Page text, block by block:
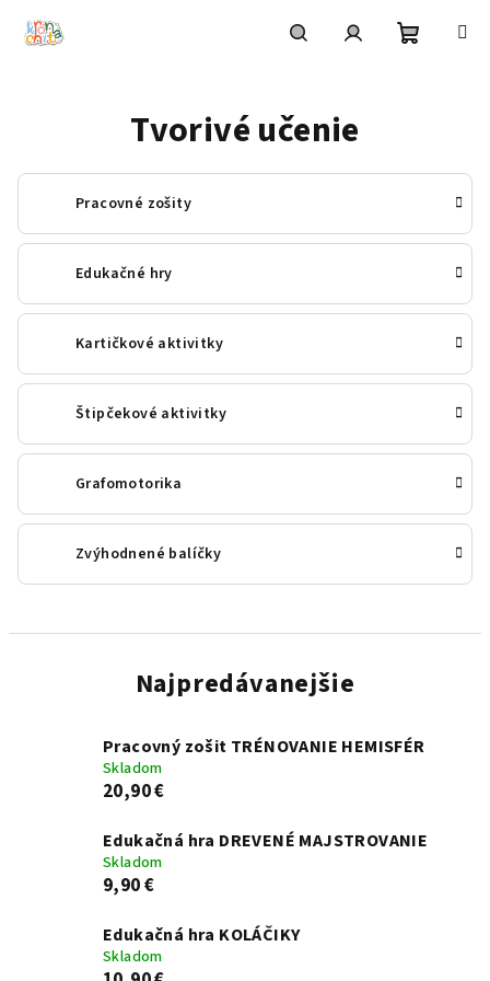
Tvorivé učenie
Pracovné zošity
Edukačné hry
Kartičkové aktivitky
Štipčekové aktivitky
Grafomotorika
Zvýhodnené balíčky
Najpredávanejšie
Pracovný zošit TRÉNOVANIE HEMISFÉR
Skladom
20,90 €
Edukačná hra DREVENÉ MAJSTROVANIE
Skladom
9,90 €
Edukačná hra KOLÁČIKY
Skladom